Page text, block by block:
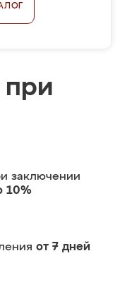
при
заключении
10%
от 7 дней